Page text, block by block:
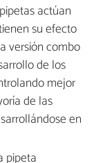
actúan
su efecto
versión combo
de los
mejor
de las
en
pipeta